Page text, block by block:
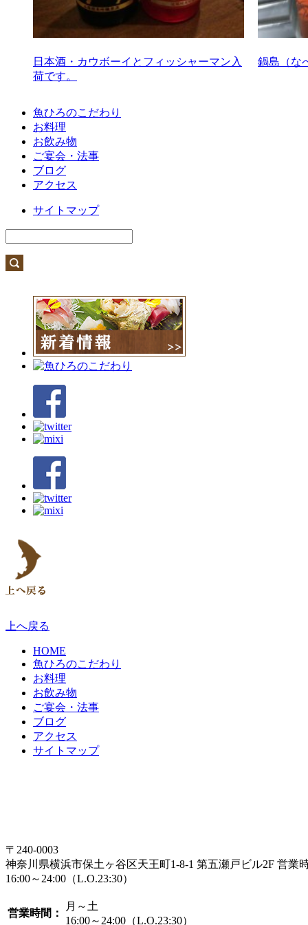
日本酒・カウボーイとフィッシャーマン入
荷です。
鍋島（な
魚ひろのこだわり
お料理
お飲み物
ご宴会・法事
ブログ
アクセス
サイトマップ
上へ戻る
HOME
魚ひろのこだわり
お料理
お飲み物
ご宴会・法事
ブログ
アクセス
サイトマップ
〒240-0003
神奈川県横浜市保土ヶ谷区天王町1-8-1 第五瀬戸ビル2F 営業
16:00～24:00（L.O.23:30）
営業時間：
月～土
16:00～24:00（L.O.23:30）